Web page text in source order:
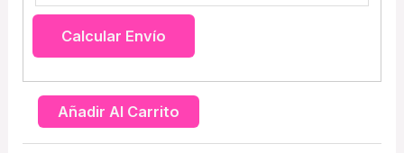
Calcular Envío
Añadir Al Carrito